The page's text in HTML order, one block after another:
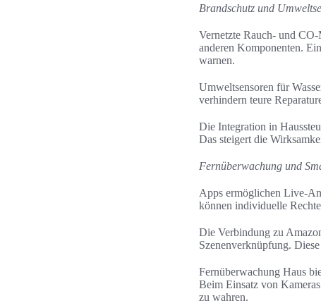
Brandschutz und
Vernetzte Rauch- und
anderen Komponenten.
warnen.
Umweltsensoren für
verhindern teure
Die Integration in
Das steigert die
Fernüberwachung und
Apps ermöglichen Live-
können individuelle
Die Verbindung zu
Szenenverknüpfung.
Fernüberwachung Haus
Beim Einsatz von
zu wahren.